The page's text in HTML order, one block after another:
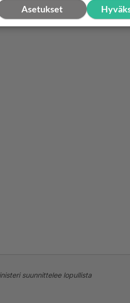
suunnittelee lopullista
Asetukset